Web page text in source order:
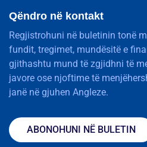
Qëndro në kontakt
Regjistrohuni në buletinin tonë
fundit, tregimet, mundësitë e
gjithashtu mund të zgjidhni të
javore ose njoftime të
janë në gjuhen Angleze.
ABONOHUNI NË BULETIN